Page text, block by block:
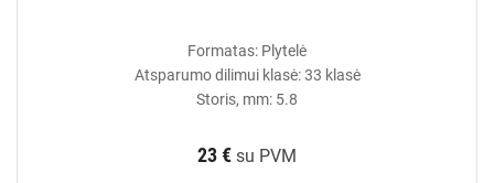
Formatas: Plytelė
Atsparumo dilimui klasė: 33 klasė
Storis, mm: 5.8
23 € su PVM